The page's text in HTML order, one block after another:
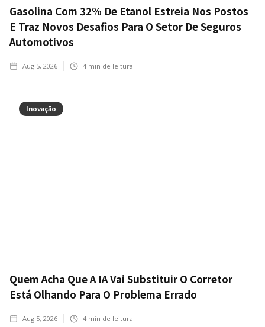
Gasolina Com 32% De Etanol Estreia Nos Postos
E Traz Novos Desafios Para O Setor De Seguros
Automotivos
Aug 5, 2026 4 min de leitura
Inovação
Quem Acha Que A IA Vai Substituir O Corretor
Está Olhando Para O Problema Errado
Aug 5, 2026 4 min de leitura